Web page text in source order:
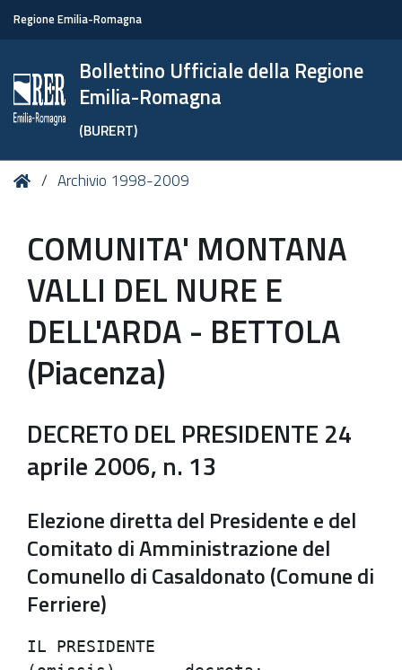
Regione Emilia-Romagna
Bollettino Ufficiale della Regione
Emilia-Romagna
(BURERT)
Tu HomeArchivio 1998-2009
COMUNITA' MONTANA
VALLI DEL NURE E
DELL'ARDA - BETTOLA
(Piacenza)
DECRETO DEL PRESIDENTE 24
aprile 2006, n. 13
Elezione diretta del Presidente e del
Comitato di Amministrazione del
Comunello di Casaldonato (Comune di
Ferriere)
IL PRESIDENTE